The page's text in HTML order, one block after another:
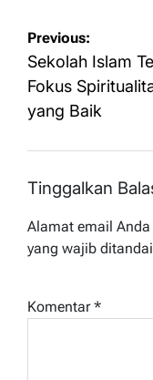
Navigasi
pos
Previous:
Sekolah Islam
Fokus
yang Baik
Tinggalkan
Alamat email
yang wajib ditandai
Komentar*